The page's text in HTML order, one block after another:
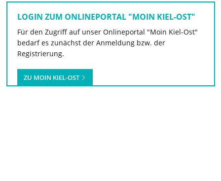
LOGIN ZUM ONLINEPORTAL "MOIN KIEL-OST"
Für den Zugriff auf unser Onlineportal "Moin Kiel-Ost"
bedarf es zunächst der Anmeldung bzw. der
Registrierung.
ZU MOIN KIEL-OST